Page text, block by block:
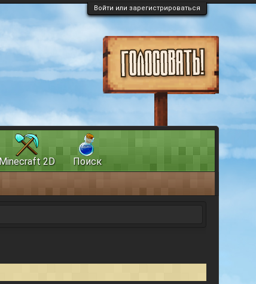
Войти или зарегистрироваться
Minecraft 2D Поиск